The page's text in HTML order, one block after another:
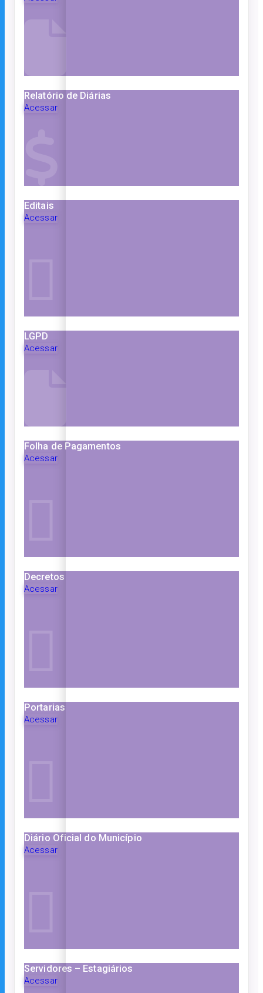
Relatório de Diárias
Acessar
Editais
Acessar
LGPD
Acessar
Folha de Pagamentos
Acessar
Decretos
Acessar
Portarias
Acessar
Diário Oficial do Município
Acessar
Servidores – Estagiários
Acessar